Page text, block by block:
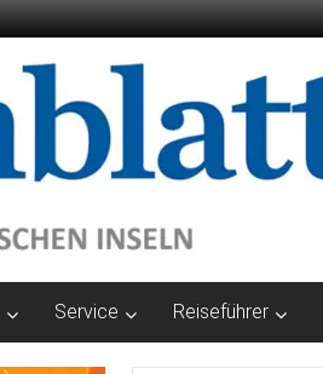
Service Reiseführer